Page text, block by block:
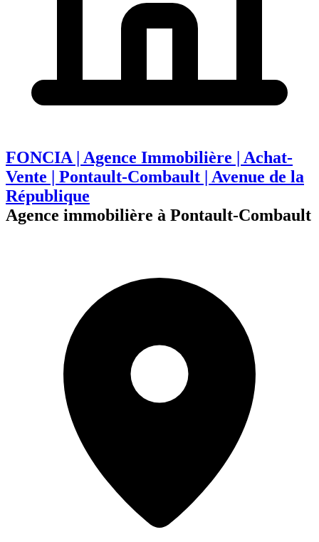
FONCIA | Agence Immobilière | Achat-
Vente | Pontault-Combault | Avenue de la
République
Agence immobilière à Pontault-Combault